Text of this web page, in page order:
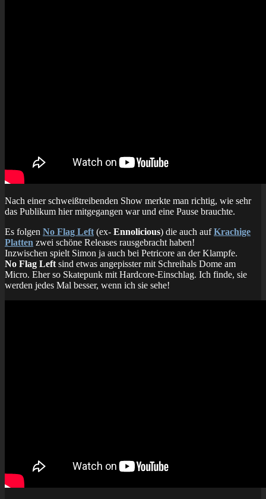
Nach einer schweißtreibenden Show merkte man richtig, wie sehr
das Publikum hier mitgegangen war und eine Pause brauchte.
Es folgen No Flag Left (ex- Ennolicious) die auch aufKrachige
Platten zwei schöne Releases rausgebracht haben!
Inzwischen spielt Simon ja auch bei Petricore an der Klampfe.
No Flag Left sind etwas angepisster mit Schreihals Dome am
Micro. Eher so Skatepunk mit Hardcore-Einschlag. Ich finde, sie
werden jedes Mal besser, wenn ich sie sehe!